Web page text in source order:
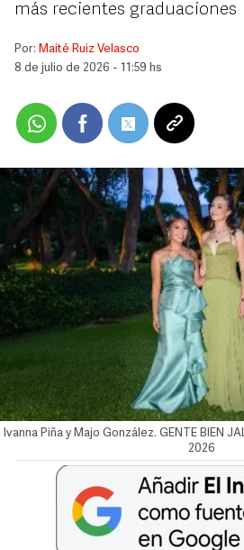
más recientes graduaciones
Por: Maité Ruiz Velasco
8 de julio de 2026 - 11:59 hs
Ivanna Piña y Majo González. GENTE BIEN
2026